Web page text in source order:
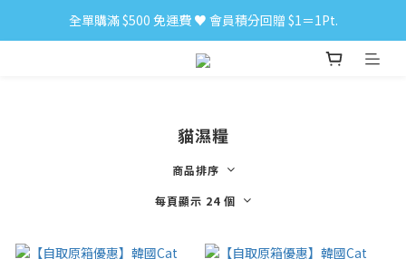
小食購滿 $300 順豐免運費 ‼
全單購滿 $500 免運費 ♥︎ 會員積分回贈 $1＝1Pt.
小食購滿 $300 順豐免運費 ‼
貓濕糧
商品排序
每頁顯示 24 個